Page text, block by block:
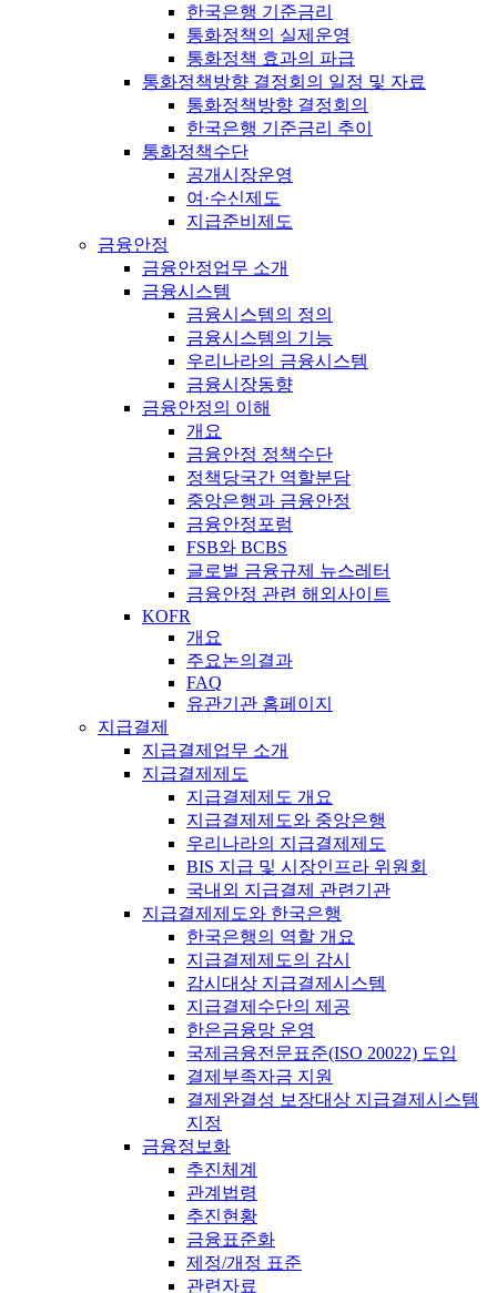
한국은행 기준금리
통화정책의 실제운영
통화정책 효과의 파급
통화정책방향 결정회의 일정 및 자료
통화정책방향 결정회의
한국은행 기준금리 추이
통화정책수단
공개시장운영
여·수신제도
지급준비제도
금융안정
금융안정업무 소개
금융시스템
금융시스템의 정의
금융시스템의 기능
우리나라의 금융시스템
금융시장동향
금융안정의 이해
개요
금융안정 정책수단
정책당국간 역할분담
중앙은행과 금융안정
금융안정포럼
FSB와 BCBS
글로벌 금융규제 뉴스레터
금융안정 관련 해외사이트
KOFR
개요
주요논의결과
FAQ
유관기관 홈페이지
지급결제
지급결제업무 소개
지급결제제도
지급결제제도 개요
지급결제제도와 중앙은행
우리나라의 지급결제제도
BIS 지급 및 시장인프라 위원회
국내외 지급결제 관련기관
지급결제제도와 한국은행
한국은행의 역할 개요
지급결제제도의 감시
감시대상 지급결제시스템
지급결제수단의 제공
한은금융망 운영
국제금융전문표준(ISO 20022) 도입
결제부족자금 지원
결제완결성 보장대상 지급결제시스템
지정
금융정보화
추진체계
관계법령
추진현황
금융표준화
제정/개정 표준
관련자료